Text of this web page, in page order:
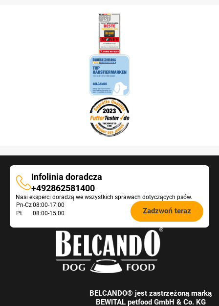
Infolinia doradcza
Infolinia
doradcza
+492862581400
Nasi eksperci doradzą we wszystkich sprawach dotyczących psów.
Öffnungszeiten
Futterberatung:
Pn-Cz08:00-17:00
Pt
08:00-15:00 Zadzwoń teraz
BELCANDO® jest zastrzeżoną marką
BEWITAL petfood GmbH & Co. KG